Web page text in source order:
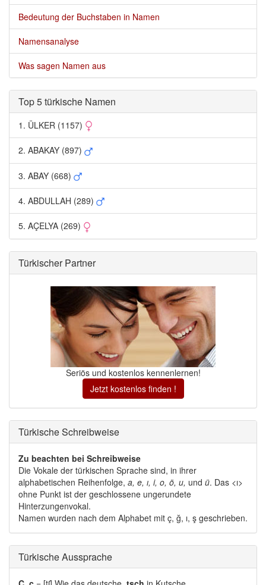
Bedeutung der Buchstaben in Namen
Namensanalyse
Was sagen Namen aus
Top 5 türkische Namen
1. ÜLKER (1157)
2. ABAKAY (897)
3. ABAY (668)
4. ABDULLAH (289)
5. AÇELYA (269)
Türkischer Partner
Seriös und kostenlos kennenlernen!
Jetzt kostenlos finden !
Türkische Schreibweise
Zu beachten bei Schreibweise
Die Vokale der türkischen Sprache sind, in ihrer
alphabetischen Reihenfolge, a, e, ı, i, o, ö, u, und ü. Das <ı>
ohne Punkt ist der geschlossene ungerundete
Hinterzungenvokal.
Namen wurden nach dem Alphabet mit ç, ğ, ı, ş geschrieben.
Türkische Aussprache